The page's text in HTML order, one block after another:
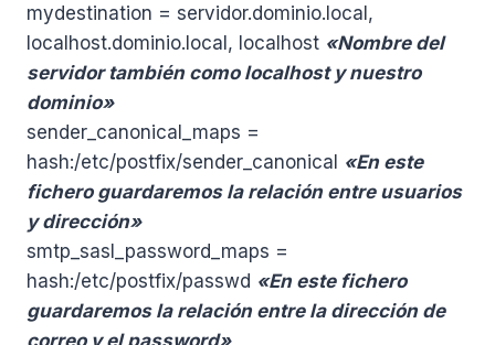
mydestination = servidor.dominio.local,
localhost.dominio.local, localhost «Nombre del
servidor también como localhost y nuestro
dominio»
sender_canonical_maps =
hash:/etc/postfix/sender_canonical «En este
fichero guardaremos la relación entre usuarios
y dirección»
smtp_sasl_password_maps =
hash:/etc/postfix/passwd «En este fichero
guardaremos la relación entre la dirección de
correo y el password»